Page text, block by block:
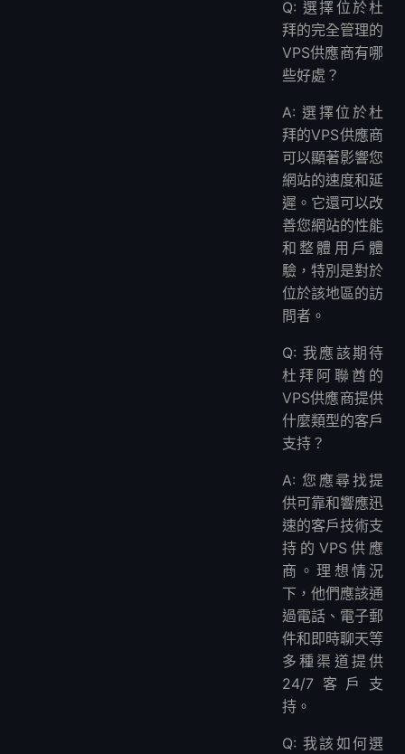
Q: 選擇位於杜
拜的完全管理的
VPS供應商有哪
些好處？
A: 選擇位於杜
拜的VPS供應商
可以顯著影響您
網站的速度和延
遲。它還可以改
善您網站的性能
和整體用戶體
驗，特別是對於
位於該地區的訪
問者。
Q: 我應該期待
杜拜阿聯酋的
VPS供應商提供
什麼類型的客戶
支持？
A: 您應尋找提
供可靠和響應迅
速的客戶技術支
持的VPS供應
商。理想情況
下，他們應該通
過電話、電子郵
件和即時聊天等
多種渠道提供
24/7客戶支
持。
Q: 我該如何選